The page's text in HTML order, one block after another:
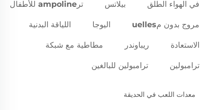
في الهواء الطلق بيلاتس ترampoline للأطفال
مروج بدون مuelles اليوجا اللياقة البدنية
الاستعادة ريباوندر مطاطية مع شبكة
ترامبولين ترامبولين للبالغين
معدات اللعب في الحديقة